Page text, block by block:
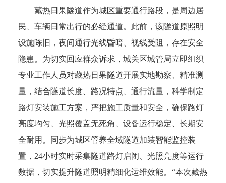
藏热日果隧道作为城区重要通行路段，是周边居
民、车辆日常出行的必经通道。此前，该隧道原照明
设施陈旧，夜间通行光线昏暗、视线受阻，存在安全
隐患。为切实回应群众诉求，城关区城管局立即组织
专业工作人员对藏热日果隧道开展实地勘察、精准测
量，结合隧道长度、路况特点、通行流量，科学制定
路灯安装施工方案，严把施工质量和安全，确保路灯
亮度均匀、光照覆盖无死角、设备运行稳定、长期安
全耐用。同步为城区管养全域隧道加装智能监控装
置，24小时实时采集隧道路灯启闭、光照亮度等运行
数据，切实提升隧道照明精细化运维效能。“本次藏热